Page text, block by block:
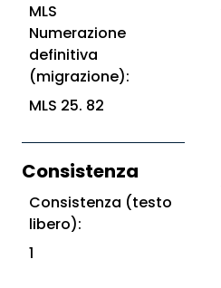
MLS
Numerazione
definitiva
(migrazione):
MLS 25. 82
Consistenza
Consistenza (testo
libero):
1